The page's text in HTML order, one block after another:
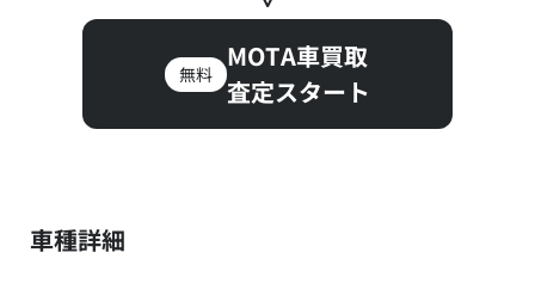
無料
MOTA車買取
査定スタート
車種詳細